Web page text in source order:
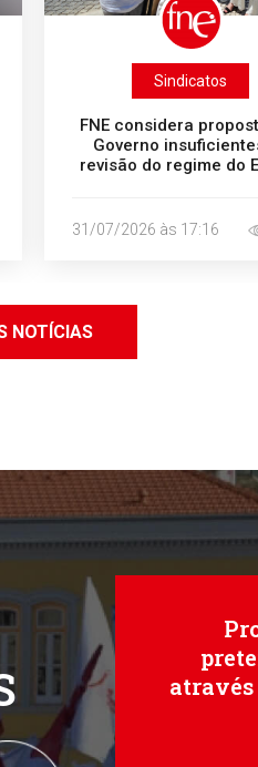
Sindicatos
FNE considera
Governo
revisão do regime do
31/07/2026 às 17:16
NOTÍCIAS